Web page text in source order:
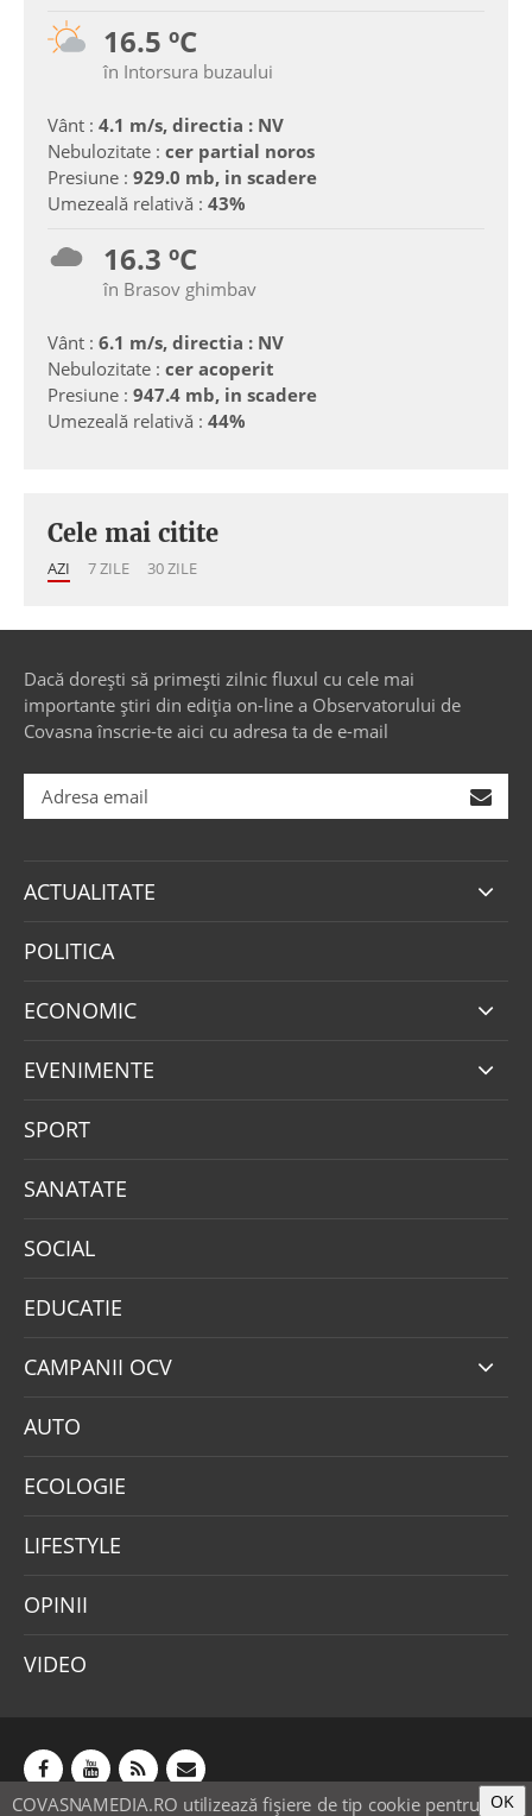
16.5 ºC
în Intorsura buzaului
Vânt : 4.1 m/s, directia : NV
Nebulozitate : cer partial noros
Presiune : 929.0 mb, in scadere
Umezeală relativă : 43%
16.3 ºC
în Brasov ghimbav
Vânt : 6.1 m/s, directia : NV
Nebulozitate : cer acoperit
Presiune : 947.4 mb, in scadere
Umezeală relativă : 44%
Cele mai citite
AZI 7 ZILE 30 ZILE
Dacă dorești să primești zilnic fluxul cu cele mai
importante știri din ediția on-line a Observatorului de
Covasna înscrie-te aici cu adresa ta de e-mail
ACTUALITATE
POLITICA
ECONOMIC
EVENIMENTE
SPORT
SANATATE
SOCIAL
EDUCATIE
CAMPANII OCV
AUTO
ECOLOGIE
LIFESTYLE
OPINII
VIDEO
COVASNAMEDIA.RO utilizează fişiere de tip cookie pentru OK